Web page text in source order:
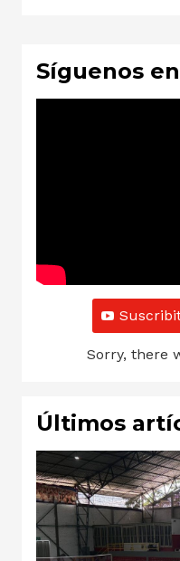
Síguenos
Sorry, there
Últimos